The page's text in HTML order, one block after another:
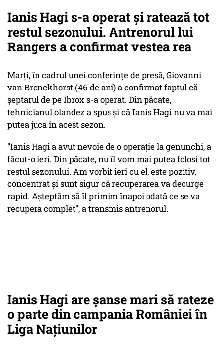
Ianis Hagi s-a operat și ratează tot
restul sezonului. Antrenorul lui
Rangers a confirmat vestea rea
Marți, în cadrul unei conferințe de presă, Giovanni
van Bronckhorst (46 de ani) a confirmat faptul că
șeptarul de pe Ibrox s-a operat. Din păcate,
tehnicianul olandez a spus și că Ianis Hagi nu va mai
putea juca în acest sezon.
"Ianis Hagi a avut nevoie de o operație la genunchi, a
făcut-o ieri. Din păcate, nu îl vom mai putea folosi tot
restul sezonului. Am vorbit ieri cu el, este pozitiv,
concentrat și sunt sigur că recuperarea va decurge
rapid. Așteptăm să îl primim înapoi odată ce se va
recupera complet", a transmis antrenorul.
Ianis Hagi are șanse mari să rateze
o parte din campania României în
Liga Națiunilor